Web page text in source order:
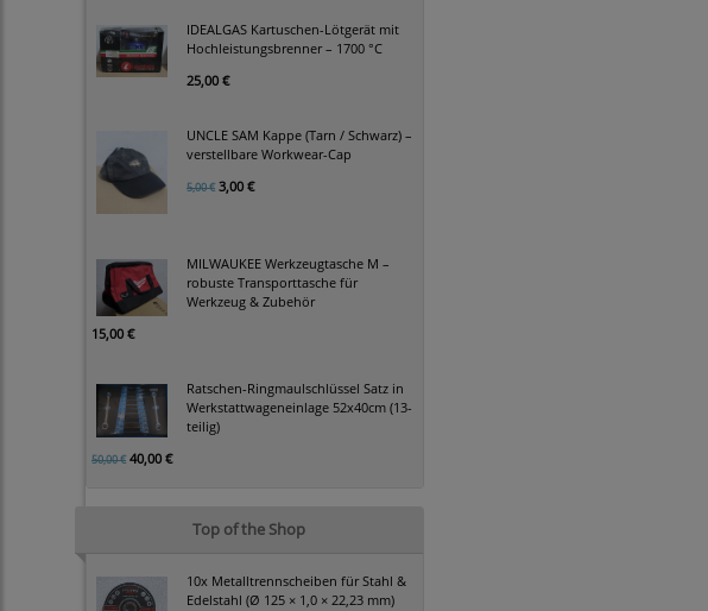
IDEALGAS Kartuschen-Lötgerät mit
Hochleistungsbrenner – 1700 °C
25,00 €
UNCLE SAM Kappe (Tarn / Schwarz) –
verstellbare Workwear-Cap
5,00 € 3,00 €
MILWAUKEE Werkzeugtasche M –
robuste Transporttasche für
Werkzeug & Zubehör
15,00 €
Ratschen-Ringmaulschlüssel Satz in
Werkstattwageneinlage 52x40cm (13-
teilig)
50,00 € 40,00 €
Top of the Shop
10x Metalltrennscheiben für Stahl &
Edelstahl (Ø 125 × 1,0 × 22,23 mm)